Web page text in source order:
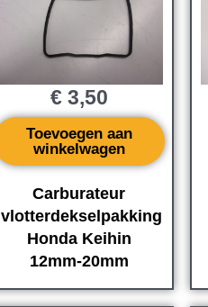
Carburateur
vlotterdekselpakking
Honda Keihin
12mm-20mm
€3,50
Toevoegen aan
winkelwagen